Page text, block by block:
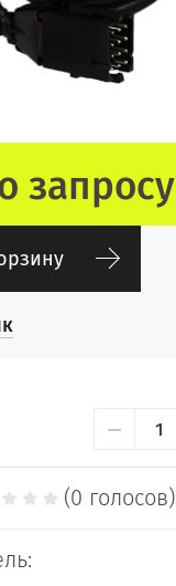
запросу
−
(0 голосов)